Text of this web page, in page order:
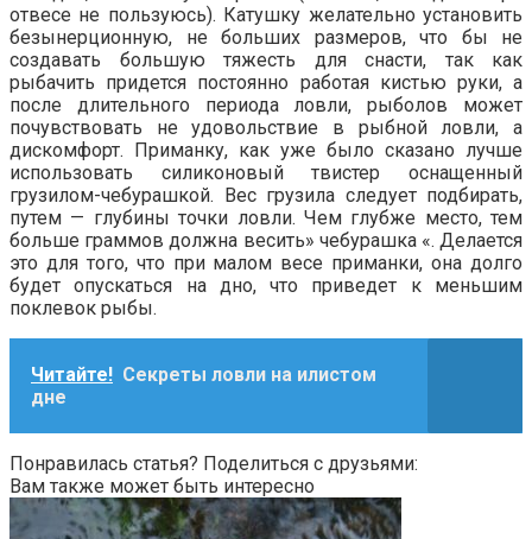
отвесе не пользуюсь). Катушку желательно установить
безынерционную, не больших размеров, что бы не
создавать большую тяжесть для снасти, так как
рыбачить придется постоянно работая кистью руки, а
после длительного периода ловли, рыболов может
почувствовать не удовольствие в рыбной ловли, а
дискомфорт. Приманку, как уже было сказано лучше
использовать силиконовый твистер оснащенный
грузилом-чебурашкой. Вес грузила следует подбирать,
путем — глубины точки ловли. Чем глубже место, тем
больше граммов должна весить» чебурашка «. Делается
это для того, что при малом весе приманки, она долго
будет опускаться на дно, что приведет к меньшим
поклевок рыбы.
Читайте! Секреты ловли на илистом
дне
Понравилась статья? Поделиться с друзьями:
Вам также может быть интересно